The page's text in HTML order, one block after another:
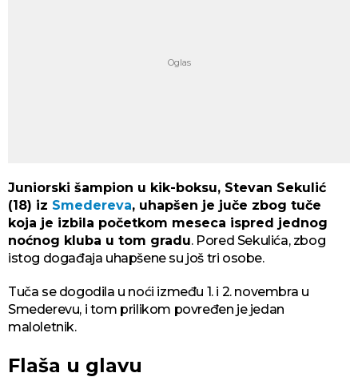
Juniorski šampion u kik-boksu, Stevan Sekulić
(18) iz Smedereva, uhapšen je juče zbog tuče
koja je izbila početkom meseca ispred jednog
noćnog kluba u tom gradu. Pored Sekulića, zbog
istog događaja uhapšene su još tri osobe.
Tuča se dogodila u noći između 1. i 2. novembra u
Smederevu, i tom prilikom povređen je jedan
maloletnik.
Flaša u glavu